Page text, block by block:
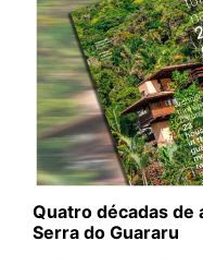
Quatro décadas de
Serra do Guararu